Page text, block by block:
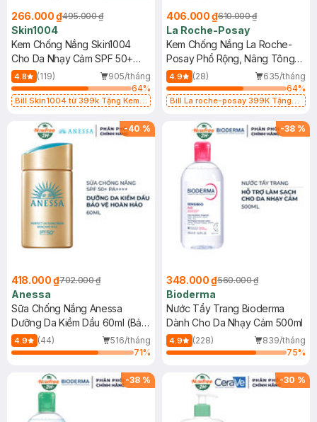
266.000 ₫495.000 ₫
Skin1004
Kem Chống Nắng Skin1004
Cho Da Nhạy Cảm SPF 50+
50ml
4.8 (119)
905/tháng
64%
Bill Skin1004 từ 399k Tặng Kem
SPF 50+ 20ml (SL Có Hạn)
406.000 ₫610.000 ₫
La Roche-Posay
Kem Chống Nắng La Roche-
Posay Phổ Rộng, Nâng Tông
Kiềm Dầu 50ml
4.9 (28)
635/tháng
64%
Bill La roche-posay 399K Tặng
(SL có hạn)
-40 %
418.000 ₫702.000 ₫
Anessa
Sữa Chống Nắng Anessa
Dưỡng Da Kiềm Dầu 60ml (Bản
Mới)
4.9 (44)
516/tháng
71%
-38 %
348.000 ₫560.000 ₫
Bioderma
Nước Tẩy Trang Bioderma
Dành Cho Da Nhạy Cảm 500ml
4.9 (228)
839/tháng
75%
-38 % -30 %